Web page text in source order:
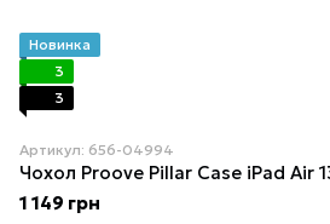
Новинка
3
3
Артикул: 656-04994
Чохол Proove Pillar Case iPad Air
1 149 грн